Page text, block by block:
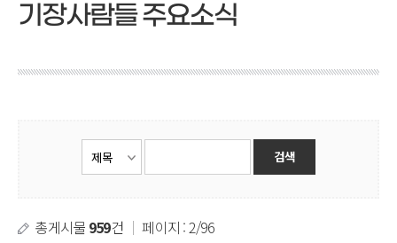
기장사람들 주요소식
총게시물 959건 ｜ 페이지 : 2/96